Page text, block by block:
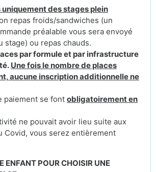
uniquement des stages plein
repas froids/sandwiches (un
préalable vous sera envoyé
stage) ou repas chauds.
par formule et par infrastructure
Une fois le nombre de places
aucune inscription additionnelle ne
paiement se font obligatoirement en
ne pouvait avoir lieu suite aux
Covid, vous serez entièrement
ENFANT POUR CHOISIR UNE